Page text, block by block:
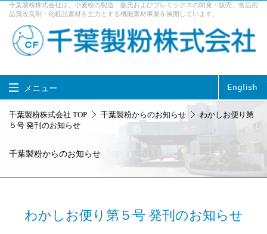
千葉製粉株式会社は、小麦粉の製造・販売およびプレミックスの開発・販売、食品用
品質改良剤・化粧品素材を主力とする機能素材事業を展開しています。
メニュー
千葉製粉株式会社 TOP
事業内容
企業情報 サステナビリティ
採用情報 お問い合せ
千葉製粉株式会社 TOP 千葉製粉からのお知らせ
わかしお便り第
５号 発刊のお知らせ
千葉製粉からのお知らせ
わかしお便り第５号 発刊のお知らせ